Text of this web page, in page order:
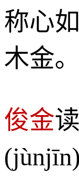
称心
木金。
俊金